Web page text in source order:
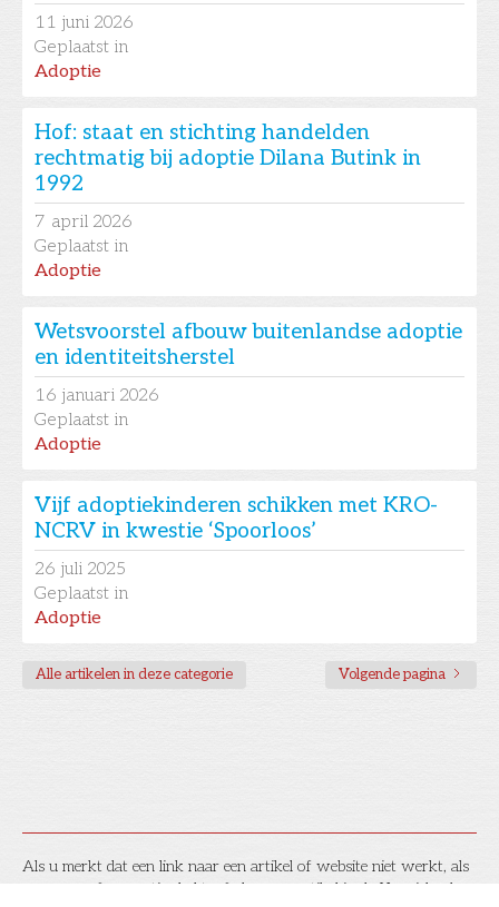
Als u merkt dat een link naar een artikel of website niet werkt, als
u vragen of suggesties hebt, of als u een artikel in de Kennisbank
11 juni 2026
Geplaatst in
Adoptie
Hof: staat en stichting handelden
rechtmatig bij adoptie Dilana Butink in
1992
7 april 2026
Geplaatst in
Adoptie
Wetsvoorstel afbouw buitenlandse adoptie
en identiteitsherstel
16 januari 2026
Geplaatst in
Adoptie
Vijf adoptiekinderen schikken met KRO-
NCRV in kwestie ‘Spoorloos’
26 juli 2025
Geplaatst in
Adoptie
Alle artikelen in deze categorie Volgende pagina